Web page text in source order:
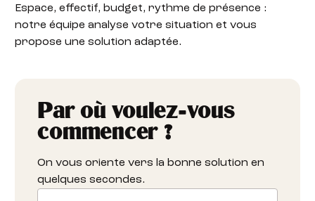
Espace, effectif, budget, rythme de présence :
notre équipe analyse votre situation et vous
propose une solution adaptée.
Par où voulez-vous
commencer ?
On vous oriente vers la bonne solution en
quelques secondes.